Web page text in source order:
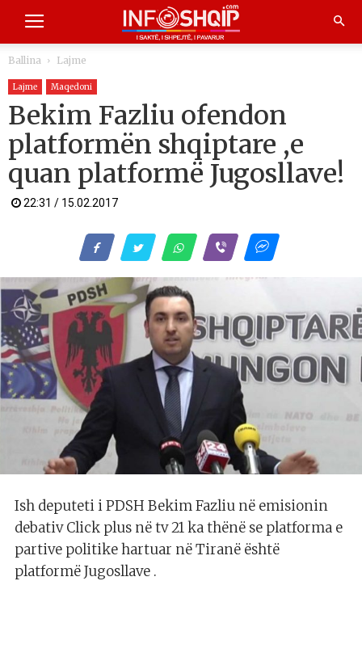
Ballina Lajme
Lajme Maqedoni
Bekim Fazliu ofendon
platformën shqiptare ,e
quan platformë Jugosllave!
22:31 / 15.02.2017
Ish deputeti i PDSH Bekim Fazliu në emisionin
debativ Click plus në tv 21 ka thënë se platforma e
partive politike hartuar në Tiranë është
platformë Jugosllave .